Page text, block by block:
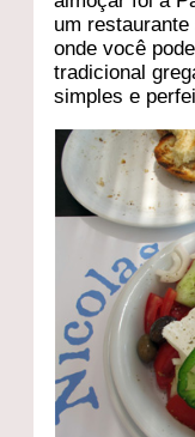
um
onde você
tradicional
simples e